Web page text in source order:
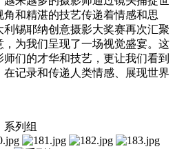
和精湛的技艺传递着情感和思
锡耶纳创意摄影大奖赛再次汇聚
为我们呈现了一场视觉盛宴。这
们的才华和技艺，更让我们看到
记录和传递人类情感、展现世界
系列组